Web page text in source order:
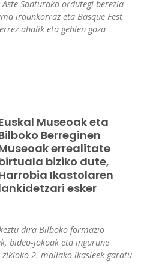
Santurako ordutegi berezia
iraunkorraz eta Basque Fest
ahalik eta gehien goza
Museoak eta
Berreginen
errealitate
biziko dute,
Ikastolaren
esker
dira Bilboko formazio
bideo-jokoak eta ingurune
2. mailako ikasleek garatu